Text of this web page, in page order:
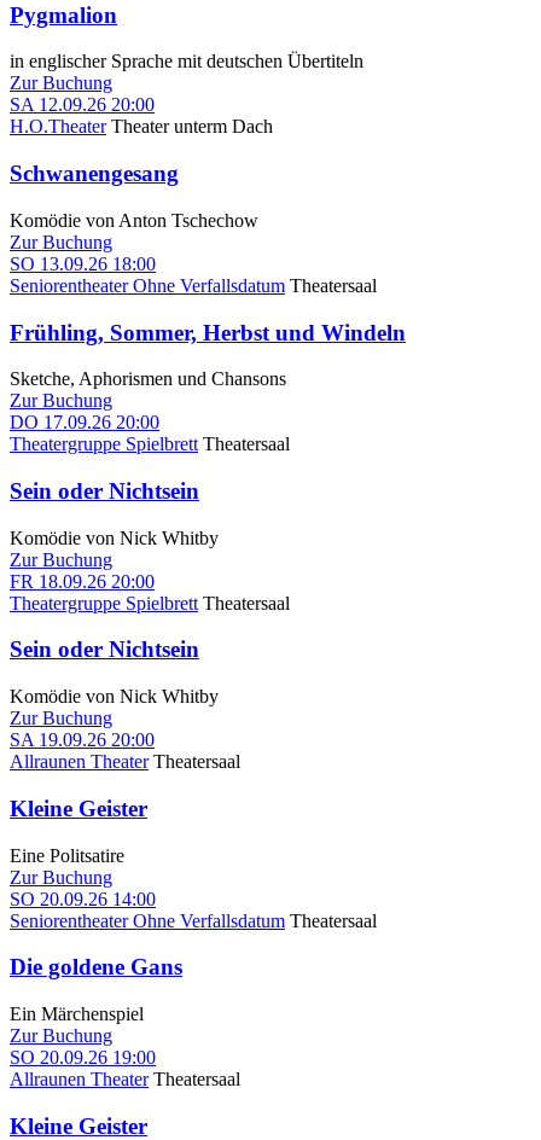
Pygmalion
in englischer Sprache mit deutschen Übertiteln
Zur Buchung
SA 12.09.26 20:00
H.O.Theater Theater unterm Dach
Schwanengesang
Komödie von Anton Tschechow
Zur Buchung
SO 13.09.26 18:00
Seniorentheater Ohne Verfallsdatum Theatersaal
Frühling, Sommer, Herbst und Windeln
Sketche, Aphorismen und Chansons
Zur Buchung
DO 17.09.26 20:00
Theatergruppe Spielbrett Theatersaal
Sein oder Nichtsein
Komödie von Nick Whitby
Zur Buchung
FR 18.09.26 20:00
Theatergruppe Spielbrett Theatersaal
Sein oder Nichtsein
Komödie von Nick Whitby
Zur Buchung
SA 19.09.26 20:00
Allraunen Theater Theatersaal
Kleine Geister
Eine Politsatire
Zur Buchung
SO 20.09.26 14:00
Seniorentheater Ohne Verfallsdatum Theatersaal
Die goldene Gans
Ein Märchenspiel
Zur Buchung
SO 20.09.26 19:00
Allraunen Theater Theatersaal
Kleine Geister